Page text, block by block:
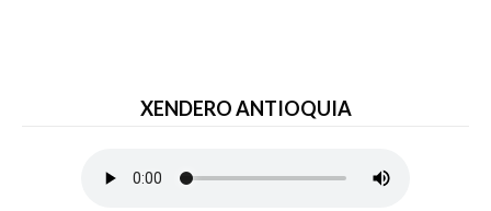
XENDERO ANTIOQUIA